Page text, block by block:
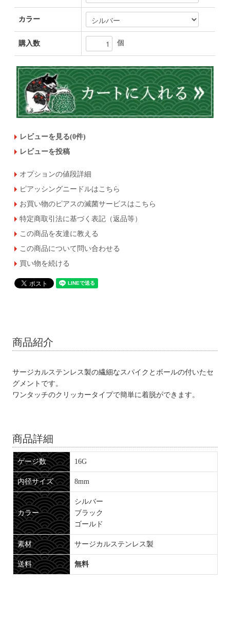
カラー
購入数 個
レビューを見る(0件)
レビューを投稿
オプションの値段詳細
ピアッシングニードルはこちら
お買い物のピアスの滅菌サービスはこちら
特定商取引法に基づく表記（返品等）
この商品を友達に教える
この商品について問い合わせる
買い物を続ける
商品紹介
サージカルステンレス製の繊細なスパイクとボールの付いたセ
グメントです。
ワンタッチのクリッカータイプで簡単に着脱ができます。
商品詳細
ゲージ数 16G
内径サイズ 8mm
カラー
シルバー
ブラック
ゴールド
素材 サージカルステンレス製
送料 無料